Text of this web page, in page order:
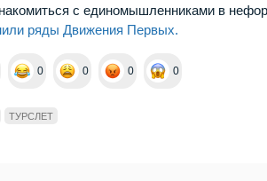
с единомышленниками в
ряды Движения Первых.
0 0 0 0
ТУРСЛЕТ